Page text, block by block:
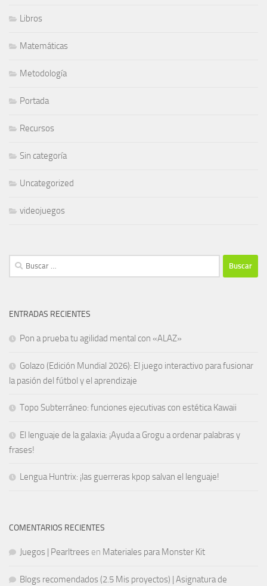
Libros
Matemáticas
Metodología
Portada
Recursos
Sin categoría
Uncategorized
videojuegos
Buscar:
ENTRADAS RECIENTES
Pon a prueba tu agilidad mental con «ALAZ»
Golazo (Edición Mundial 2026): El juego interactivo para fusionar
la pasión del fútbol y el aprendizaje
Topo Subterráneo: funciones ejecutivas con estética Kawaii
El lenguaje de la galaxia: ¡Ayuda a Grogu a ordenar palabras y
frases!
Lengua Huntrix: ¡las guerreras kpop salvan el lenguaje!
COMENTARIOS RECIENTES
Juegos | Pearltrees en Materiales para Monster Kit
Blogs recomendados (2.5 Mis proyectos) | Asignatura de